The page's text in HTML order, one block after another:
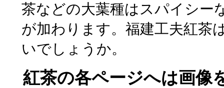
茶などの大葉種はスパイシー
が加わります。福建工夫紅茶
いでしょうか。
紅茶の各ページへは画像